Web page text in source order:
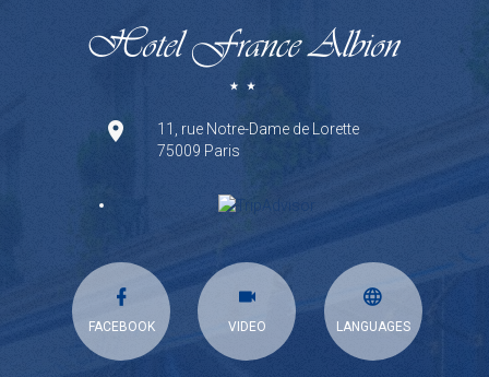
11, rue Notre-Dame de Lorette
75009 Paris
FACEBOOK VIDEO LANGUAGES